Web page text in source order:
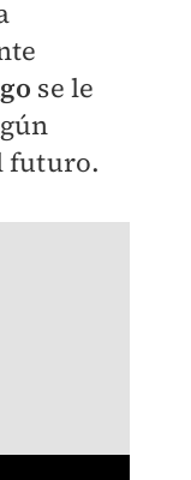
se le
futuro.